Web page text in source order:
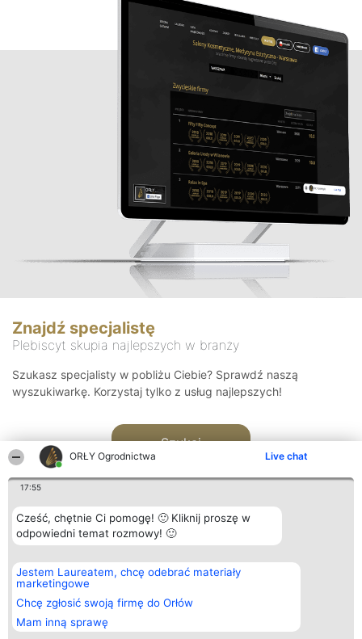
ORŁY Ogrodnictwa Live chat
17:55
Cześć, chętnie Ci pomogę! 🙂 Kliknij proszę w
odpowiedni temat rozmowy! 🙂
Jestem Laureatem, chcę odebrać materiały
marketingowe
Chcę zgłosić swoją firmę do Orłów
Mam inną sprawę
Znajdź specjalistę
Plebiscyt skupia najlepszych w branży
Szukasz specjalisty w pobliżu Ciebie? Sprawdź naszą
wyszukiwarkę. Korzystaj tylko z usług najlepszych!
Szukaj
Organizator plebiscytu
Bright Side Solutions sp. z o.
o. sp. k.
ul. Ruska 22
Wrocław 50-079
KRS 0000749100 | Regon
381313360 | NIP 8943132676
Plebiscyt
Laureaci
wszystkich
Laureatów
Regulamin
Kontakt
Kontakt